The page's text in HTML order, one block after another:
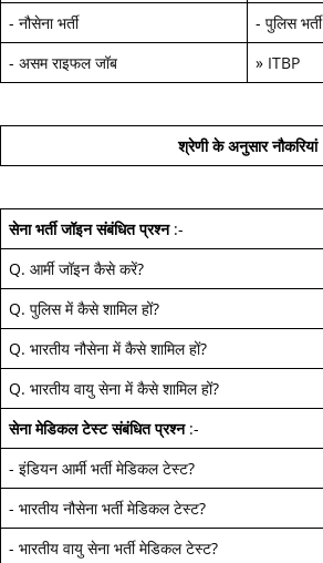
- नौसेना भर्ती - पुलिस भर्ती
- असम राइफल जॉब » ITBP
श्रेणी के अनुसार नौकरियां
सेना भर्ती जॉइन संबंधित प्रश्न:-
Q. आर्मी जॉइन कैसे करें?
Q. पुलिस में कैसे शामिल हों?
Q. भारतीय नौसेना में कैसे शामिल हों?
Q. भारतीय वायु सेना में कैसे शामिल हों?
सेना मेडिकल टेस्ट संबंधित प्रश्न:-
- इंडियन आर्मी भर्ती मेडिकल टेस्ट?
- भारतीय नौसेना भर्ती मेडिकल टेस्ट?
- भारतीय वायु सेना भर्ती मेडिकल टेस्ट?